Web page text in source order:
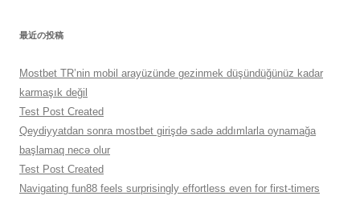
最近の投稿
Mostbet TR’nin mobil arayüzünde gezinmek düşündüğünüz kadar
karmaşık değil
Test Post Created
Qeydiyyatdan sonra mostbet girişdə sadə addımlarla oynamağa
başlamaq necə olur
Test Post Created
Navigating fun88 feels surprisingly effortless even for first-timers